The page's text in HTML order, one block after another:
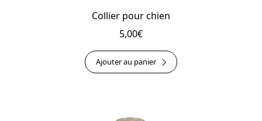
Collier pour chien
5,00€
Ajouter au panier